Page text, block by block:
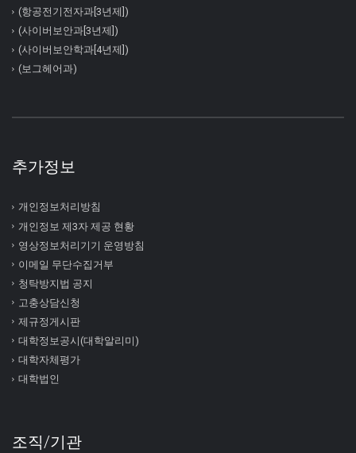
(항공전기전자과[3년제])
(사이버보안과[3년제])
(사이버보안학과[4년제])
(보그헤어과)
추가정보
개인정보처리방침
개인정보 제3자 제공 현황
영상정보처리기기 운영방침
이메일 무단수집거부
청탁방지법 공지
고충상담신청
제규정게시판
대학정보공시(대학알리미)
대학자체평가
대학법인
조직/기관